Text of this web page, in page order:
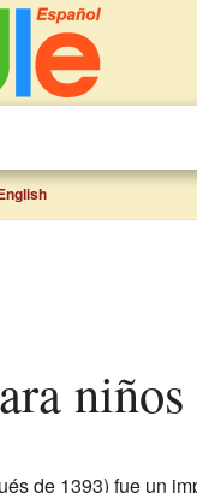
niños
de 1393) fue un